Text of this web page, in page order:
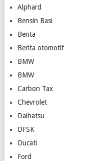
Alphard
Bensin Basi
Berita
Berita otomotif
BMW
BMW
Carbon Tax
Chevrolet
Daihatsu
DFSK
Ducati
Ford